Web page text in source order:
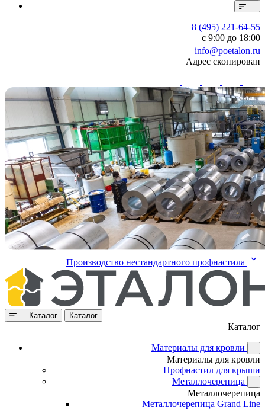
8 (495) 221-64-55
с 9:00 до 18:00
info@poetalon.ru
Адрес скопирован
Производство нестандартного профнастила
Каталог Каталог
Каталог
Материалы для кровли
Материалы для кровли
Профнастил для крыши
Металлочерепица
Металлочерепица
Металлочерепица Grand Line